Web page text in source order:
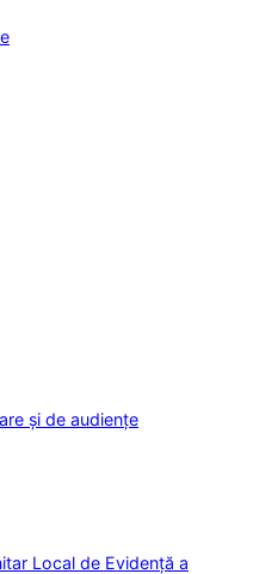
și de audiențe
Local de Evidență a